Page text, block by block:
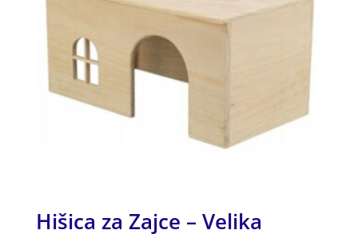
Hišica za Zajce – Velika